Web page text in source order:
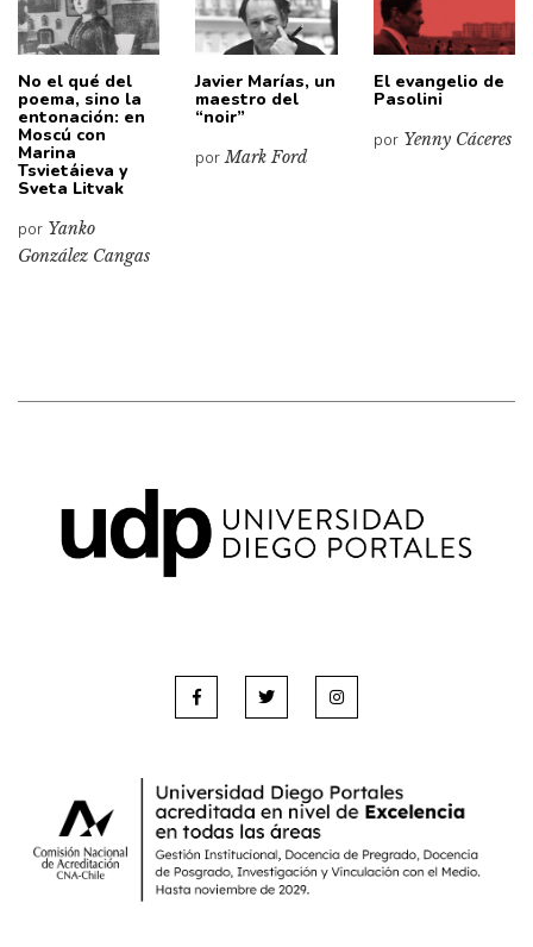
No el qué del
poema, sino la
entonación: en
Moscú con
Marina
Tsvietáieva y
Sveta Litvak
por Yanko
González Cangas
Javier Marías, un
maestro del
“noir”
porMark Ford
El evangelio de
Pasolini
por Yenny Cáceres